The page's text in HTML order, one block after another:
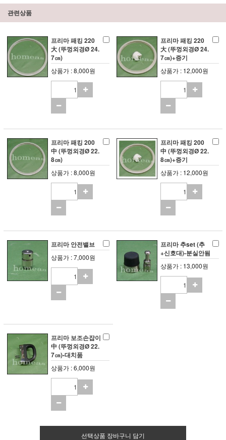
관련상품
프리마 패킹 220
大 (뚜껑외경Ø 24.
7㎝)
상품가 : 8,000원
프리마 패킹 220
大 (뚜껑외경Ø 24.
7㎝)+증기
상품가 : 12,000원
프리마 패킹 200
中 (뚜껑외경Ø 22.
8㎝)
상품가 : 8,000원
프리마 패킹 200
中 (뚜껑외경Ø 22.
8㎝)+증기
상품가 : 12,000원
프리마 안전밸브
상품가 : 7,000원
프리마 추set (추
+신호대)-분실안됨
상품가 : 13,000원
프리마 보조손잡이
中 (뚜껑외경Ø 22.
7㎝)-대치품
상품가 : 6,000원
선택상품 장바구니 담기